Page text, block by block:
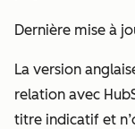
Dernière mise à
La version
relation avec
titre indicatif et